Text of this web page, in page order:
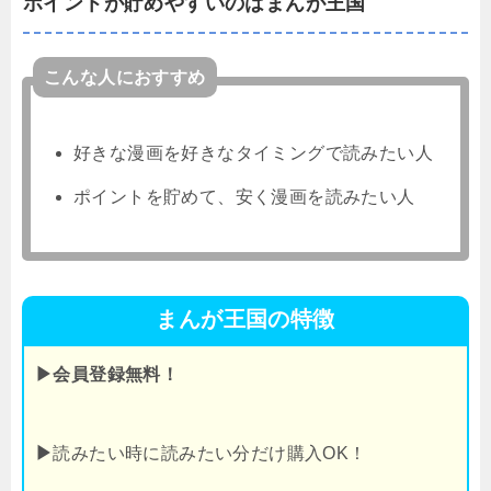
こんな人におすすめ
好きな漫画を好きなタイミングで読みたい人
ポイントを貯めて、安く漫画を読みたい人
まんが王国の特徴
▶会員登録無料！
▶読みたい時に読みたい分だけ購入OK！